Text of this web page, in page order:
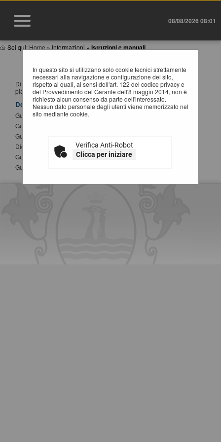
08/08/2026 08:01
Sei qui: Home » Informazioni » Istruzioni e manuali
In questo sito si utilizzano solo cookie tecnici strettamente
necessari alla navigazione e configurazione del sito,
rispetto ai quali, ai sensi dell'art. 122 del codice privacy e
del Provvedimento del Garante dell'8 maggio 2014, non è
richiesto alcun consenso da parte dell'interessato.
Nessun dato personale degli utenti viene memorizzato nel
sito mediante cookie.
Verifica Anti-Robot
Clicca per iniziare
ISTRUZIONI E MANUALI
Di seguito si riportano i manuali di supporto per operare con la
piattaforma telematica dell'Ente.
Documenti
Guida alla registrazione al portale
Guida alla presentazione di un offerta telematica
Guida all'iscrizione agli elenchi operatori economici
Dichiarazione sostitutiva atto notorio modifica SPID
Guida alla compilazione del DGUE elettronico
Guida alla presentazione di Affidamenti Diretti